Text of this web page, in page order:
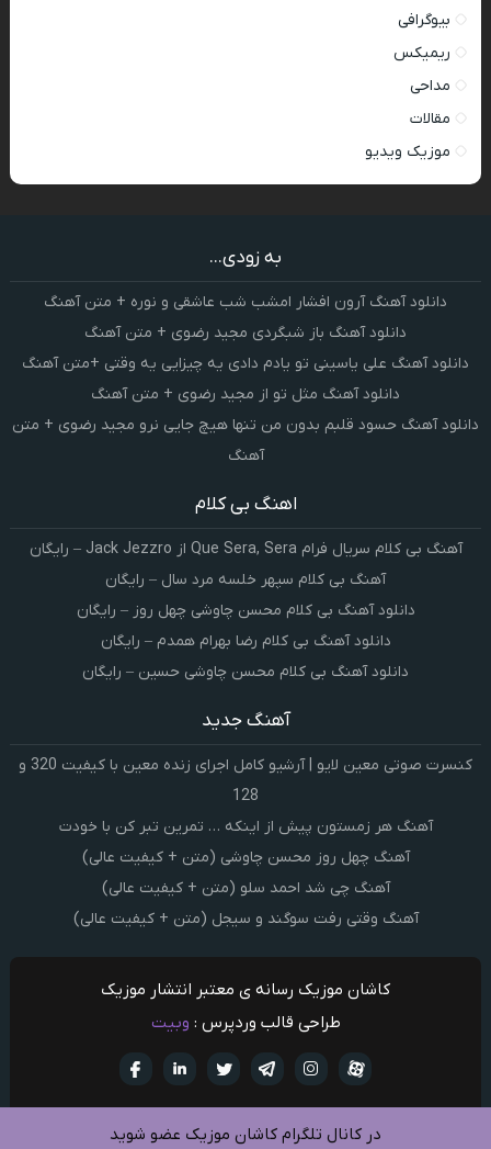
بیوگرافی
ریمیکس
مداحی
مقالات
موزیک ویدیو
به زودی...
دانلود آهنگ آرون افشار امشب شب عاشقی و نوره + متن آهنگ
دانلود آهنگ باز شبگردی مجید رضوی + متن آهنگ
دانلود آهنگ علی یاسینی تو یادم دادی یه چیزایی یه وقتی +متن آهنگ
دانلود آهنگ مثل تو از مجید رضوی + متن آهنگ
دانلود آهنگ حسود قلبم بدون من تنها هیچ جایی نرو مجید رضوی + متن
آهنگ
اهنگ بی کلام
آهنگ بی کلام سریال فرام Que Sera, Sera از Jack Jezzro – رایگان
آهنگ بی کلام سپهر خلسه مرد سال – رایگان
دانلود آهنگ بی کلام محسن چاوشی چهل روز – رایگان
دانلود آهنگ بی کلام رضا بهرام همدم – رایگان
دانلود آهنگ بی کلام محسن چاوشی حسین – رایگان
آهنگ جدید
کنسرت صوتی معین لایو | آرشیو کامل اجرای زنده معین با کیفیت 320 و
128
آهنگ هر زمستون پیش از اینکه … تمرین تبر کن با خودت
آهنگ چهل روز محسن چاوشی (متن + کیفیت عالی)
آهنگ چی شد احمد سلو (متن + کیفیت عالی)
آهنگ وقتی رفت سوگند و سیجل (متن + کیفیت عالی)
کاشان موزیک رسانه ی معتبر انتشار موزیک
طراحی قالب وردپرس : وبیت
تويتر تلگرام
اینستاگرام آپارات
در کانال تلگرام کاشان موزیک عضو شوید